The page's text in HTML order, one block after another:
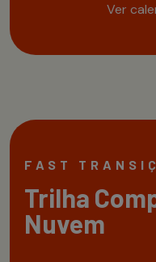
Ver
FAST
Trilha
Nuvem